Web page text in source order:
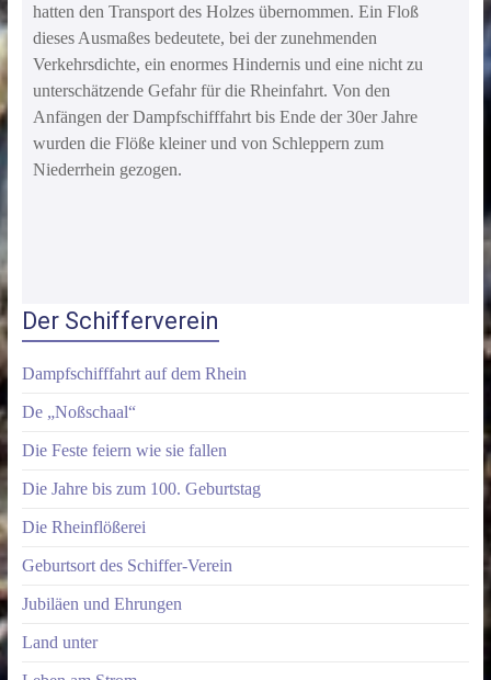
hatten den Transport des Holzes übernommen. Ein Floß
dieses Ausmaßes bedeutete, bei der zunehmenden
Verkehrsdichte, ein enormes Hindernis und eine nicht zu
unterschätzende Gefahr für die Rheinfahrt. Von den
Anfängen der Dampfschifffahrt bis Ende der 30er Jahre
wurden die Flöße kleiner und von Schleppern zum
Niederrhein gezogen.
Der Schifferverein
Dampfschifffahrt auf dem Rhein
De „Noßschaal“
Die Feste feiern wie sie fallen
Die Jahre bis zum 100. Geburtstag
Die Rheinflößerei
Geburtsort des Schiffer-Verein
Jubiläen und Ehrungen
Land unter